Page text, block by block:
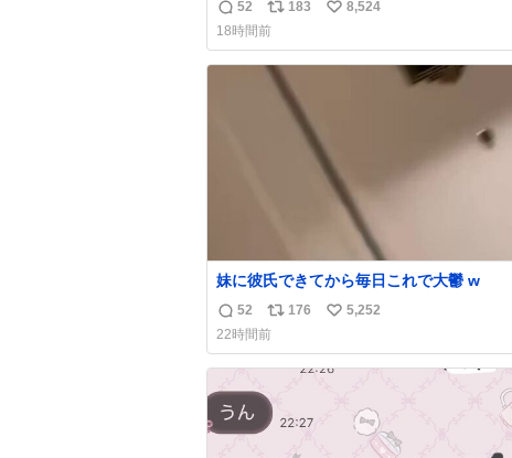
返
信
数
52
リ
ポ
ス
ト
183
い
ね
8,524
18時間前
妹に彼氏できてから毎日これで大鬱 w
返
信
数
52
リ
ポ
ス
数
176
い
ね
5,252
22時間前